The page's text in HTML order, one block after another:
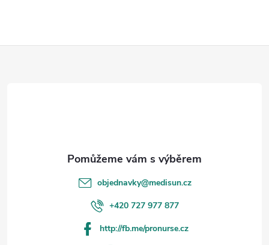
objednavky@medisun.cz
+420 727 977 877
http://fb.me/pronurse.cz